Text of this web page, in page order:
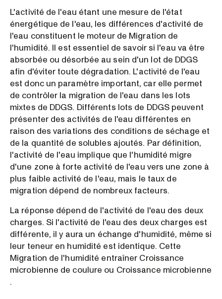
L'activité de l'eau étant une mesure de l'état
énergétique de l'eau, les différences d'activité de
l'eau constituent le moteur de Migration de
l'humidité. Il est essentiel de savoir si l'eau va être
absorbée ou désorbée au sein d'un lot de DDGS
afin d'éviter toute dégradation. L'activité de l'eau
est donc un paramètre important, car elle permet
de contrôler la migration de l'eau dans les lots
mixtes de DDGS. Différents lots de DDGS peuvent
présenter des activités de l'eau différentes en
raison des variations des conditions de séchage et
de la quantité de solubles ajoutés. Par définition,
l'activité de l'eau implique que l'humidité migre
d'une zone à forte activité de l'eau vers une zone à
plus faible activité de l'eau, mais le taux de
migration dépend de nombreux facteurs.
La réponse dépend de l'activité de l'eau des deux
charges. Si l'activité de l'eau des deux charges est
différente, il y aura un échange d'humidité, même si
leur teneur en humidité est identique. Cette
Migration de l'humidité entraîner Croissance
microbienne de coulure ou Croissance microbienne
.